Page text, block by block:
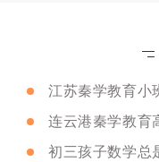
江苏秦学教育小
初三孩子数学总